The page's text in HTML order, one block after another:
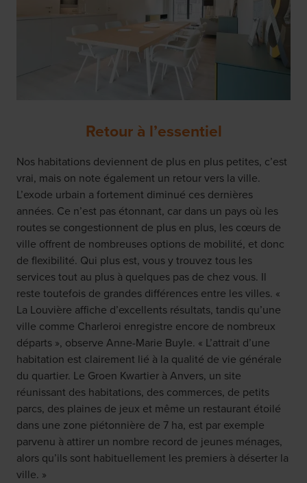
Retour à l’essentiel
Nos habitations deviennent de plus en plus petites, c’est
vrai, mais on note également un retour vers la ville.
L’exode urbain a fortement diminué ces dernières
années. Ce n’est pas étonnant, car dans un pays où les
routes se congestionnent de plus en plus, les cœurs de
ville offrent de nombreuses options de mobilité, et donc
de flexibilité. Qui plus est, vous y trouvez tous les
services tout au plus à quelques pas de chez vous. Il
reste toutefois de grandes différences entre les villes. «
La Louvière affiche d’excellents résultats, tandis qu’une
ville comme Charleroi enregistre encore de nombreux
départs », observe Anne-Marie Buyle. « L’attrait d’une
habitation est clairement lié à la qualité de vie générale
du quartier. Le Groen Kwartier à Anvers, un site
réunissant des habitations, des commerces, de petits
parcs, des plaines de jeux et même un restaurant étoilé
dans une zone piétonnière de 7 ha, est par exemple
parvenu à attirer un nombre record de jeunes ménages,
alors qu’ils sont habituellement les premiers à déserter la
ville. »